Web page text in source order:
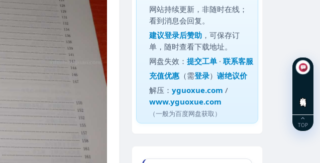
网站持续更新，非随时在线；
看到消息会回复。
建议登录后赞助 ，可保存订
单，随时查看下载地址。
网盘失效：提交工单 ·联系客服
充值优惠 （需登录）谢绝议价
解压：yguoxue.com /
www.yguoxue.com
（一般为百度网盘获取）
TOP